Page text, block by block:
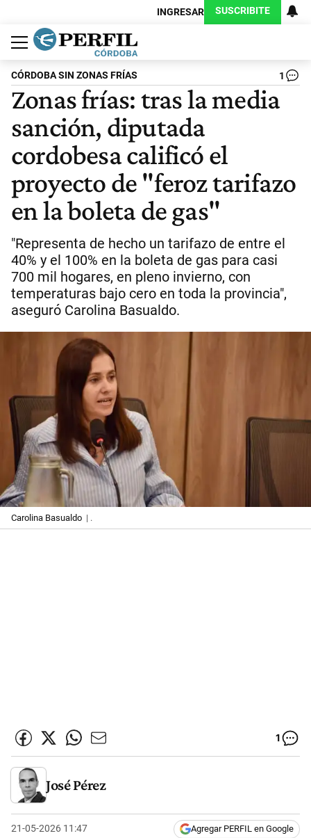
INGRESAR SUSCRIBITE
Política
Economía
Judiciales
Sociedad
Cultura
Espectáculos
Deportes
Protagonistas
CÓRDOBA SIN ZONAS FRÍAS 1
Zonas frías: tras la media
sanción, diputada
cordobesa calificó el
proyecto de "feroz tarifazo
en la boleta de gas"
"Representa de hecho un tarifazo de entre el
40% y el 100% en la boleta de gas para casi
700 mil hogares, en pleno invierno, con
temperaturas bajo cero en toda la provincia",
aseguró Carolina Basualdo.
Carolina Basualdo | .
1
José Pérez
21-05-2026 11:47 Agregar PERFIL en Google